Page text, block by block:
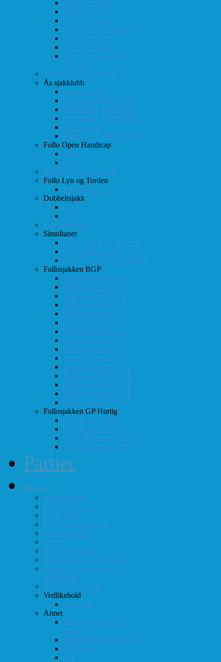
2012 (Eidsvoll)
2013 (Eidsvoll)
2014 (Eidsvoll)
2014 (Rokaden/NSSF)
2015 (Eidsvoll)
2016 (Eidsvoll)
Kamp-statistikk mot
Eidsvoll
NM-finale for lag 1998
Ås sjakklubb
Totaloversikt
Turneringer 1981-1986
Turneringer 1987-1991
Turneringer 1992-1996
Klubbaviser
Partier fra Ås sjakklubb
Follo Open Handicap
2001
1999
Klubbavisen Sjakkalen
Follo Lyn og Torden
Februar 2013
Dobbeltsjakk
2014
2015
Østlandsserien
Simultaner
2016: GM T. R. Hansen
1999: Leif Øgaard
1996: GM Predrag Nikolic
Follosjakken BGP
Follosjakken BGP 1
Follosjakken BGP 2
Follosjakken BGP 3
Follosjakken BGP 4
Follosjakken BGP 5
Follosjakken BGP 6
Follosjakken BGP 7
Follosjakken BGP 8
Follosjakken BGP 9
Follosjakken BGP 10
Follosjakken BGP 11
Follosjakken BGP 12
Follosjakken BGP 13
Follosjakken BGP 14
Follosjakken BGP 15
Follosjakken GP Hurtig
#1 (24. mars 2018)
#2 (19. mai 2018)
#3 (8. september 2018)
#4 (13. oktober 2018)
Partier
Diverse
Støtteordning
Sjakkrating.no
FIDE-rating
Follo-kombinasjoner
Grasrotandelen
Linker
DVD-er til utlån
Virtuell sjakklubb (lichess)
Førsteplasser i eksterne
turneringer
Hedersbevisninger
Vedlikehold
Logg inn
Annet
Ikke helt som andre
muséer...
Intervju klubbmester 2013
Skjemaer
test